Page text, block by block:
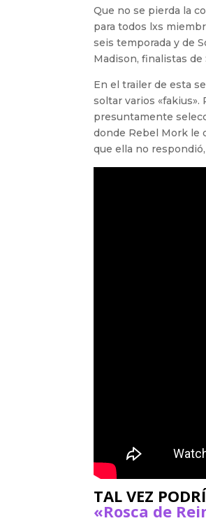
Que no se pierda la
para todos lxs
seis temporada y de
Madison, finalistas de
En el trailer de esta
soltar varios
presuntamente
donde Rebel Mork le
que ella no
TAL VEZ
«Rosca de